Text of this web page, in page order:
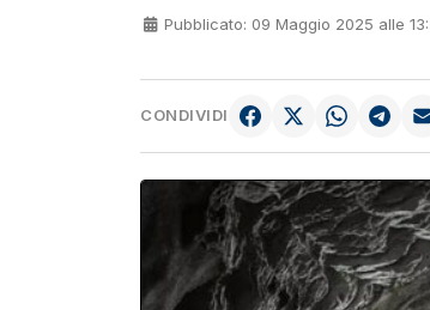
Pubblicato: 09 Maggio 2025 alle
CONDIVIDI